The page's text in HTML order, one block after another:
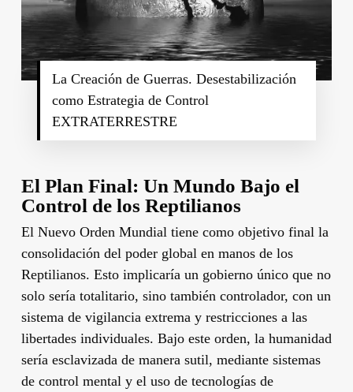
La Creación de Guerras. Desestabilización
como Estrategia de Control
EXTRATERRESTRE
El Plan Final: Un Mundo Bajo el
Control de los Reptilianos
El Nuevo Orden Mundial tiene como objetivo final la
consolidación del poder global en manos de los
Reptilianos. Esto implicaría un gobierno único que no
solo sería totalitario, sino también controlador, con un
sistema de vigilancia extrema y restricciones a las
libertades individuales. Bajo este orden, la humanidad
sería esclavizada de manera sutil, mediante sistemas
de control mental y el uso de tecnologías de